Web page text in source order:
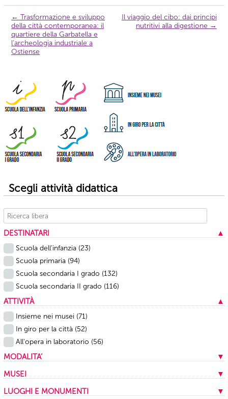
Navigazione
articolo
← Trasformazione e sviluppo
della città contemporanea: il
quartiere della Garbatella e
l’archeologia industriale a
Ostiense
Il viaggio del cibo: dai principi
nutritivi alla digestione →
Scegli attività didattica
DESTINATARI ▲
Scuola dell’infanzia (23)
Scuola primaria (94)
Scuola secondaria I grado (132)
Scuola secondaria II grado (116)
ATTIVITÀ ▲
Insieme nei musei (71)
In giro per la città (52)
All'opera in laboratorio (56)
MODALITA’ ▼
In presenza
Mista(1)
MUSEI ▼
Musei Capitolini(13)
LUOGHI E MONUMENTI ▼